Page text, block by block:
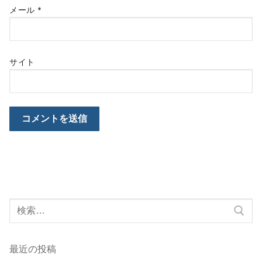
メール *
サイト
検
索
象:
最近の投稿